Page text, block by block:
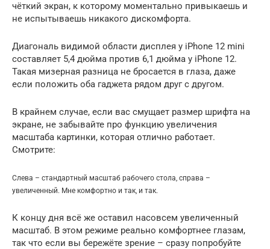
чёткий экран, к которому моментально привыкаешь и
не испытываешь никакого дискомфорта.
Диагональ видимой области дисплея у iPhone 12 mini
составляет 5,4 дюйма против 6,1 дюйма у iPhone 12.
Такая мизерная разница не бросается в глаза, даже
если положить оба гаджета рядом друг с другом.
В крайнем случае, если вас смущает размер шрифта на
экране, не забывайте про функцию увеличения
масштаба картинки, которая отлично работает.
Смотрите:
Слева – стандартный масштаб рабочего стола, справа –
увеличенный. Мне комфортно и так, и так.
К концу дня всё же оставил насовсем увеличенный
масштаб. В этом режиме реально комфортнее глазам,
так что если вы бережёте зрение – сразу попробуйте